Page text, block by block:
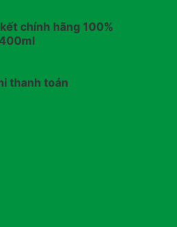
chính hãng 100%
thanh toán